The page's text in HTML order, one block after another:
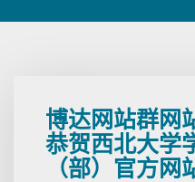
博达网站群网
恭贺西北大学
（部）官方